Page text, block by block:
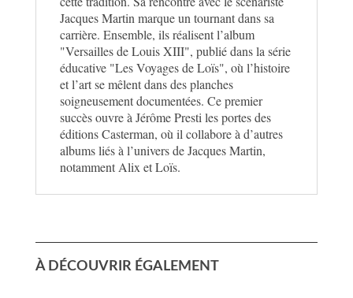
Jacques Martin marque un tournant dans sa
carrière. Ensemble, ils réalisent l’album
"Versailles de Louis XIII", publié dans la série
éducative "Les Voyages de Loïs", où l’histoire
et l’art se mêlent dans des planches
soigneusement documentées. Ce premier
succès ouvre à Jérôme Presti les portes des
éditions Casterman, où il collabore à d’autres
albums liés à l’univers de Jacques Martin,
notamment Alix et Loïs.
À DÉCOUVRIR ÉGALEMENT